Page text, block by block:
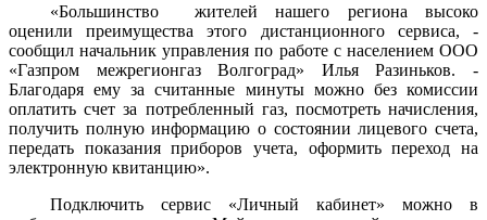
«Большинство жителей нашего региона высоко
оценили преимущества этого дистанционного сервиса, -
сообщил начальник управления по работе с населением ООО
«Газпром межрегионгаз Волгоград» Илья Разиньков. -
Благодаря ему за считанные минуты можно без комиссии
оплатить счет за потребленный газ, посмотреть начисления,
получить полную информацию о состоянии лицевого счета,
передать показания приборов учета, оформить переход на
электронную квитанцию».
Подключить сервис «Личный кабинет» можно в